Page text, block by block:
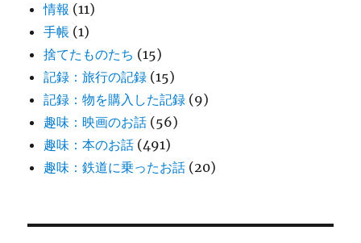
情報 (11)
手帳 (1)
捨てたものたち (15)
記録：旅行の記録 (15)
記録：物を購入した記録 (9)
趣味：映画のお話 (56)
趣味：本のお話 (491)
趣味：鉄道に乗ったお話 (20)